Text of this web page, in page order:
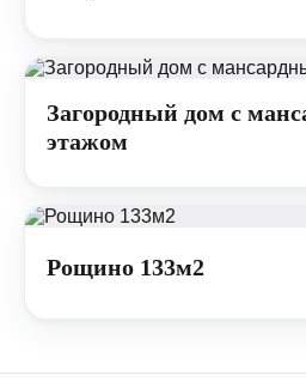
Загородный дом с
этажом
Рощино 133м2